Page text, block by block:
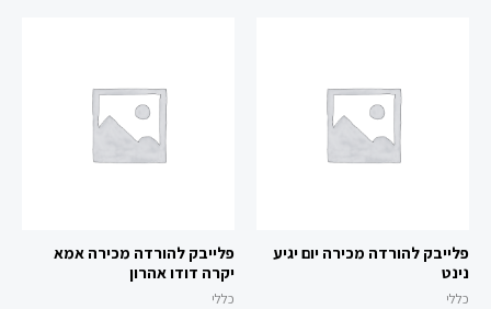
פלייבק להורדה מכירה יום יגיע
נינט
כללי
פלייבק להורדה מכירה אמא
יקרה דודו אהרון
כללי